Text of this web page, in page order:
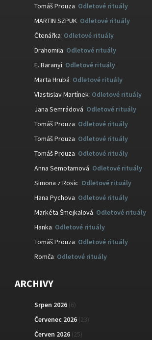
Tomáš Prouza Odletové rituály
MARTIN SZPUK Odletové rituály
Čtenářka Odletové rituály
Drahomila Odletové rituály
E. Baranyi Odletové rituály
Marta Hrubá Odletové rituály
Vlastislav Martínek Odletové rituály
Jana Semrádová Odletové rituály
Tomáš Prouza Odletové rituály
Tomáš Prouza Odletové rituály
Tomáš Prouza Odletové rituály
Anna Semotamová Odletové rituály
Simona z Rosic Odletové rituály
Hana Pychova Odletové rituály
Markéta Šmejkalová Odletové rituály
Hanka Odletové rituály
Tomáš Prouza: Odletové rituály
Romča: Odletové rituály
ARCHIVY
Srpen 2026 (6)
Červenec 2026 (23)
Červen 2026 (25)